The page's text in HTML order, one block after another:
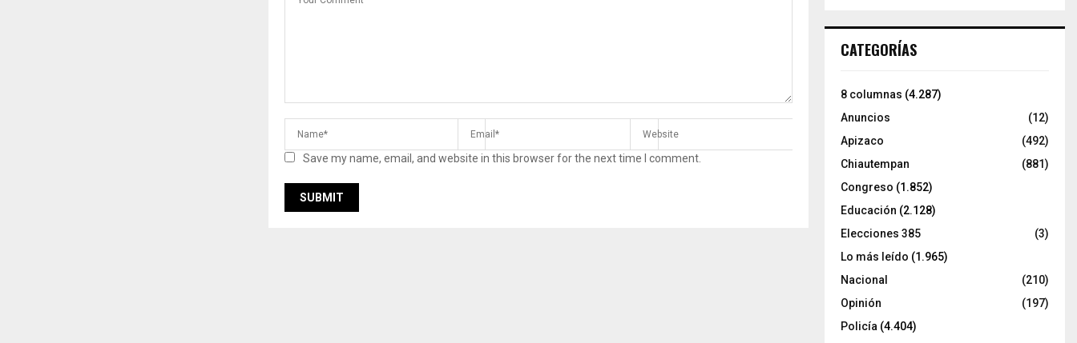
Save my name, email, and website in this browser for the next time I comment.
CATEGORÍAS
8 columnas (4.287)
Anuncios
(12)
Apizaco
(492)
Chiautempan
(881)
Congreso (1.852)
Educación (2.128)
Elecciones 385
(3)
Lo más leído (1.965)
Nacional
(210)
Opinión
(197)
Policía (4.404)